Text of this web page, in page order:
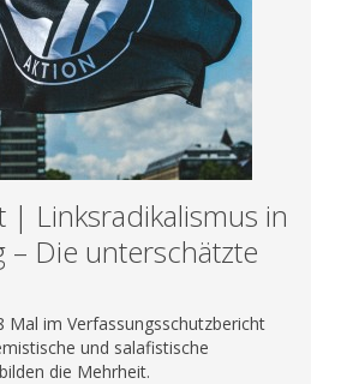
| Linksradikalismus in
– Die unterschätzte
Mal im Verfassungsschutzbericht
und salafistische
die Mehrheit.